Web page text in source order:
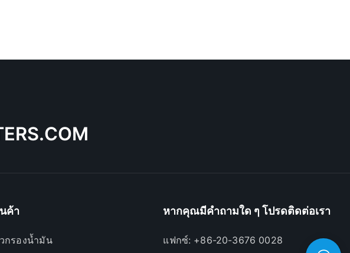
ค้า
กรองน้ำมัน
หากคุณมีคำถามใด ๆ โปรดติดต่อเรา
แฟกซ์: +86-20-3676 0028